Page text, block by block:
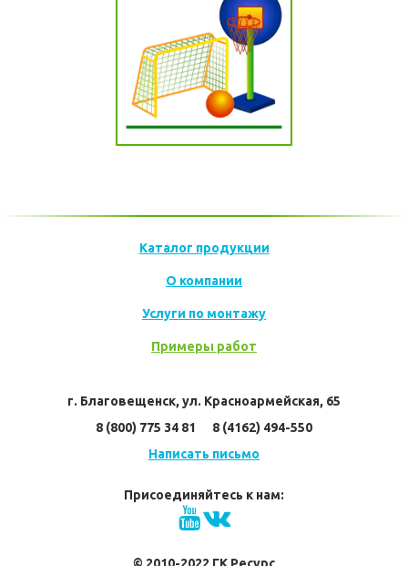
Каталог продукции
О компании
Услуги по монтажу
Примеры работ
г. Благовещенск, ул. Красноармейская, 65
8 (800) 775 34 81      8 (4162) 494-550
Написать письмо
Присоединяйтесь к нам: